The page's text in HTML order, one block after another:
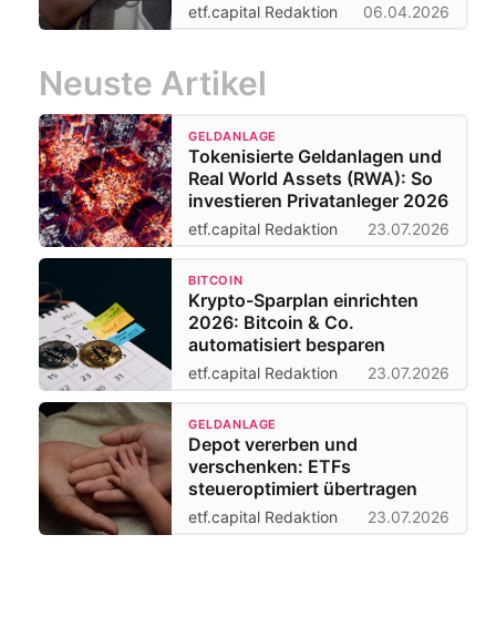
etf.capital Redaktion 06.04.2026
Neuste Artikel
GELDANLAGE
Tokenisierte Geldanlagen und
Real World Assets (RWA): So
investieren Privatanleger 2026
etf.capital Redaktion 23.07.2026
BITCOIN
Krypto-Sparplan einrichten
2026: Bitcoin & Co.
automatisiert besparen
etf.capital Redaktion 23.07.2026
GELDANLAGE
Depot vererben und
verschenken: ETFs
steueroptimiert übertragen
etf.capital Redaktion 23.07.2026